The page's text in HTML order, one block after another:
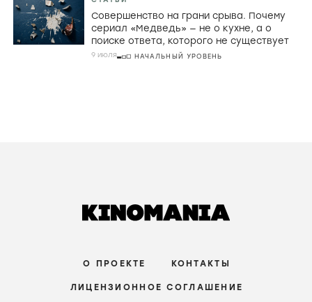
Совершенство на грани срыва. Почему
сериал «Медведь» — не о кухне, а о
поиске ответа, которого не существует
9 июля НАЧАЛЬНЫЙ УРОВЕНЬ
О ПРОЕКТЕ КОНТАКТЫ
ЛИЦЕНЗИОННОЕ СОГЛАШЕНИЕ